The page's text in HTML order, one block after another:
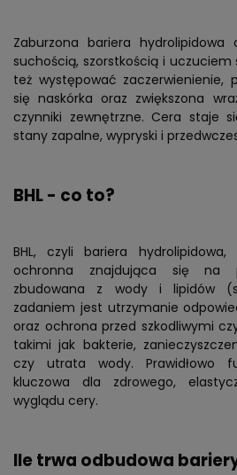
Zaburzona bariera hydrolipidowa
suchością, szorstkością i uczuciem
też występować zaczerwienienie,
się naskórka oraz zwiększona
czynniki zewnętrzne. Cera staje
stany zapalne, wypryski i
BHL - co to?
BHL, czyli bariera
ochronna znajdująca się na
zbudowana z wody i lipidów
zadaniem jest utrzymanie
oraz ochrona przed szkodliwymi
takimi jak bakterie,
czy utrata wody. Prawidłowo
kluczowa dla zdrowego,
wyglądu cery.
Ile trwa odbudowa